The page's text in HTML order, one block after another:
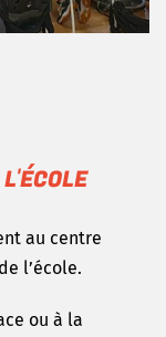
au centre
l’école.
ou à la